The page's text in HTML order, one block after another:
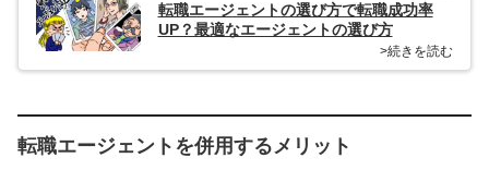
転職エージェントの選び方で転職成功率
UP？最適なエージェントの選び方
>続きを読む
転職エージェントを併用するメリット